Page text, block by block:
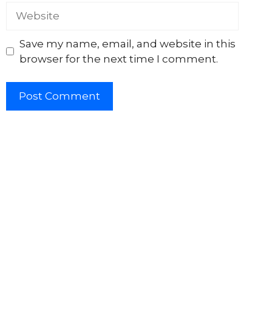
Save my name, email, and website in this
browser for the next time I comment.